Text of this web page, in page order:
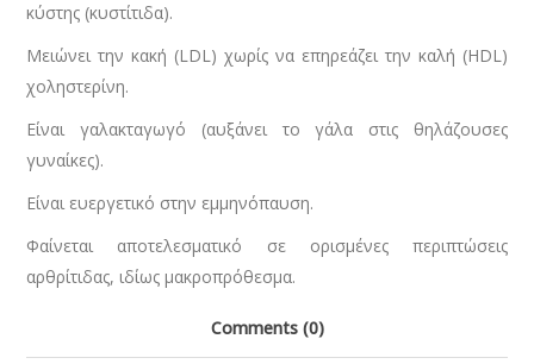
κύστης (κυστίτιδα).
Μειώνει την κακή (LDL) χωρίς να επηρεάζει την καλή (HDL)
χοληστερίνη.
Είναι γαλακταγωγό (αυξάνει το γάλα στις θηλάζουσες
γυναίκες).
Είναι ευεργετικό στην εμμηνόπαυση.
Φαίνεται αποτελεσματικό σε ορισμένες περιπτώσεις
αρθρίτιδας, ιδίως μακροπρόθεσμα.
Comments (0)